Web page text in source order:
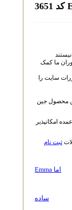
کمک
را
جین
نام